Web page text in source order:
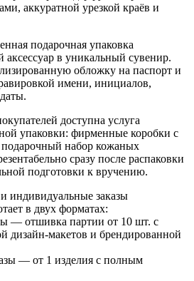
аккуратной урезкой краёв и
подарочная упаковка
аксессуар в уникальный сувенир.
обложку на паспорт и
имени, инициалов,
доступна услуга
упаковки: фирменные коробки с
набор кожаных
сразу после распаковки
подготовки к вручению.
индивидуальные заказы
в двух форматах:
— отшивка партии от 10 шт. с
дизайн-макетов и брендированной
— от 1 изделия с полным